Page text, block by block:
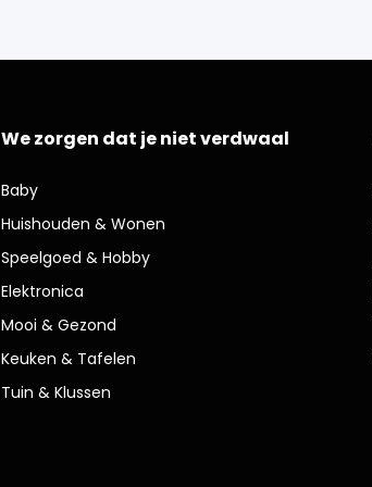
We zorgen dat je niet verdwaal
Baby
Huishouden & Wonen
Speelgoed & Hobby
Elektronica
Mooi & Gezond
Keuken & Tafelen
Tuin & Klussen